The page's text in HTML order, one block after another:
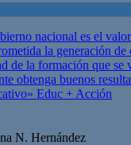
nacional es el
la generación de
de la formación que
obtenga buenos
Educ + Acción
N. Hernández